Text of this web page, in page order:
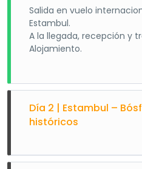
Salida en vuelo
Estambul.
A la llegada, recepción y
Alojamiento.
Día 2 | Estambul –
históricos